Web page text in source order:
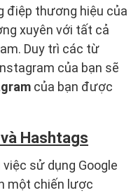
điệp thương hiệu của
xuyên với tất cả
Duy trì các từ
của bạn sẽ
của bạn được
Hashtags
sử dụng Google
một chiến lược